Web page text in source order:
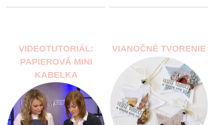
VIDEOTUTORIÁL:
PAPIEROVÁ MINI
KABELKA
VIANOČNÉ TVORENIE